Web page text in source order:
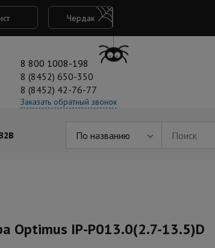
Чердак
8 800 1008-198
8 (8452) 650-350
8 (8452) 42-76-77
Заказать обратный звонок
По названию
Optimus IP-P013.0(2.7-13.5)D